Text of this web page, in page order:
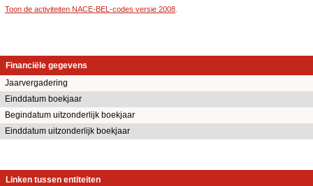
Toon de activiteiten NACE-BEL-codes versie 2008
Financiële gegevens
Jaarvergadering
Einddatum boekjaar
Begindatum uitzonderlijk boekjaar
Einddatum uitzonderlijk boekjaar
Linken tussen entiteiten